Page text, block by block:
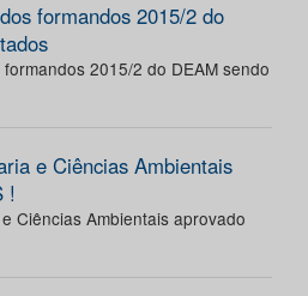
formandos 2015/2 do
2015/2 do DEAM sendo
e Ciências Ambientais
!
Ciências Ambientais aprovado